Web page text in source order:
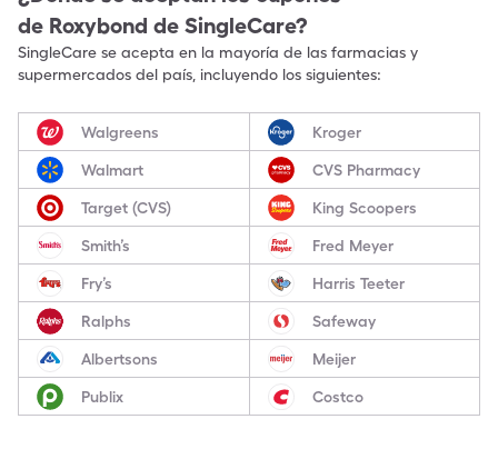
de Roxybond de SingleCare?
SingleCare se acepta en la mayoría de las farmacias y
supermercados del país, incluyendo los siguientes:
Walgreens Kroger
Walmart CVS Pharmacy
Target (CVS) King Scoopers
Smith’s Fred Meyer
Fry’s Harris Teeter
Ralphs Safeway
Albertsons Meijer
Publix Costco